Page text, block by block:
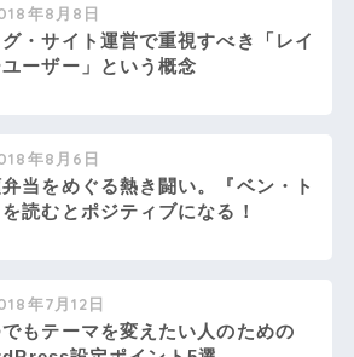
年8月8日
・サイト運営で重視すべき「レイ
ーザー」という概念
年8月6日
当をめぐる熱き闘い。『ベン・ト
読むとポジティブになる！
年7月12日
もテーマを変えたい人のための